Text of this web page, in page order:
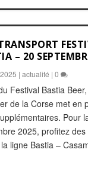
– 20
| actualité | 0
Festival Bastia
de la Corse met en
Pour
2025, profitez des
ligne Bastia –